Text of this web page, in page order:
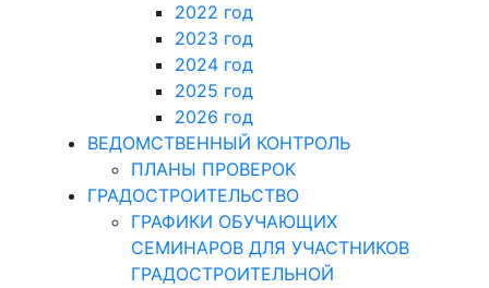
2022 год
2023 год
2024 год
2025 год
2026 год
ВЕДОМСТВЕННЫЙ КОНТРОЛЬ
ПЛАНЫ ПРОВЕРОК
ГРАДОСТРОИТЕЛЬСТВО
ГРАФИКИ ОБУЧАЮЩИХ
СЕМИНАРОВ ДЛЯ УЧАСТНИКОВ
ГРАДОСТРОИТЕЛЬНОЙ